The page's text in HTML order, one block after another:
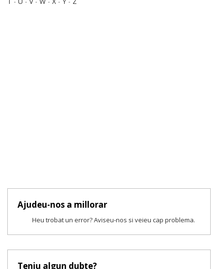
Ajudeu-nos a millorar
Heu trobat un error? Aviseu-nos si veieu cap problema.
Teniu algun dubte?